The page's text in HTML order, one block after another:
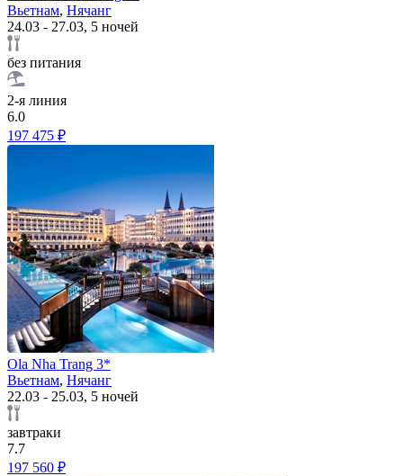
Вьетнам, Нячанг
24.03 - 27.03, 5 ночей
без питания
2-я линия
6.0
197 475 ₽
Ola Nha Trang 3*
Вьетнам, Нячанг
22.03 - 25.03, 5 ночей
завтраки
7.7
197 560 ₽